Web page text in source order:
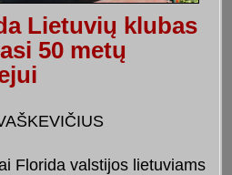
Lietuvių klubas
50 metų
Florida valstijos lietuviams